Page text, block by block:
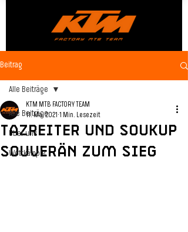
Beitrag
Alle Beiträge
Über uns
Wettkämpfe
Alle Beiträge
Tazreiter und Soukup
souverän zum Sieg
KTM MTB FACTORY TEAM
11. Mai 2021 1 Min. Lesezeit